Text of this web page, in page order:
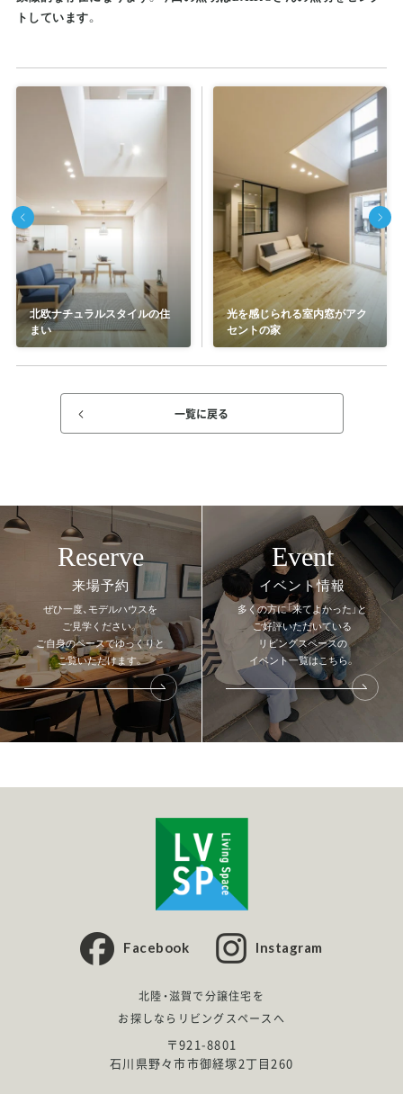
トしています。
北欧ナチュラルスタイルの住
まい
光を感じられる室内窓がアク
セントの家
一覧に戻る
Reserve
来場予約
ぜひ一度、モデルハウスを
ご見学ください。
ご自身のペースでゆっくりと
ご覧いただけます。
Event
イベント情報
多くの方に「来てよかった」と
ご好評いただいている
リビングスペースの
イベント一覧はこちら。
Facebook Instagram
北陸・滋賀で分譲住宅を
お探しならリビングスペースへ
〒921-8801
石川県野々市市御経塚2丁目260